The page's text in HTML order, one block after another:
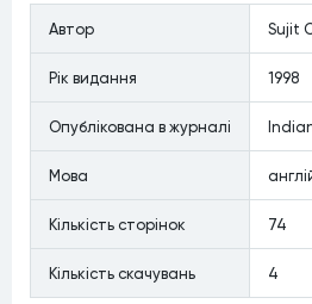
Автор
Sujit
Рiк видання 1998
Опублiкована в журналi
Мова
Кiлькiсть сторiнок 74
Кiлькiсть скачувань 4